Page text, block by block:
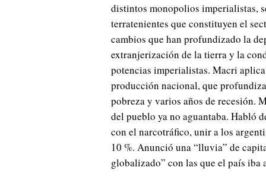
distintos monopolios imperialistas,
terratenientes que constituyen el
cambios que han profundizado la
extranjerización de la tierra y la
potencias imperialistas. Macri
producción nacional, que
pobreza y varios años de recesión.
del pueblo ya no aguantaba. Habló
con el narcotráfico, unir a los
10 %. Anunció una “lluvia” de
globalizado” con las que el país iba